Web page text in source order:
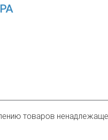
товаров